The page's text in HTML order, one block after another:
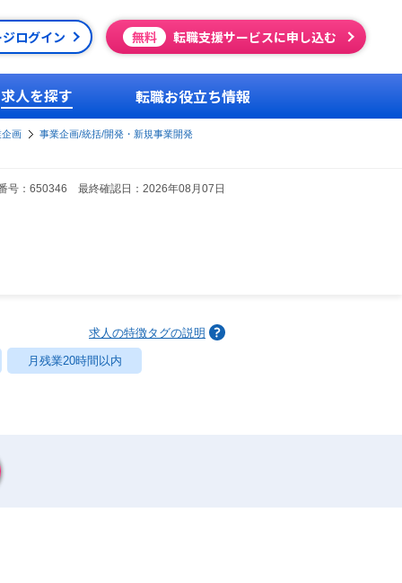
ログイン 無料 転職支援サービスに申し込む
求人を探す 転職お役立ち情報
企画
事業企画/統括/開発・新規事業開発
号：650346 最終確認日：2026年08月07日
求人の特徴タグの説明
月残業20時間以内